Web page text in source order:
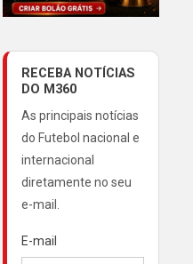
RECEBA NOTÍCIAS
DO M360
As principais notícias
do Futebol nacional e
internacional
diretamente no seu
e-mail.
E-mail